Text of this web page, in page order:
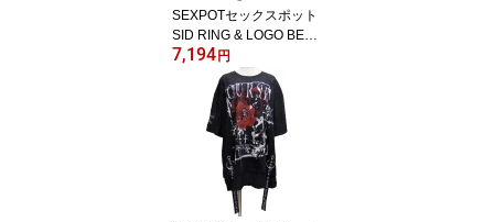
SEXPOTセックスポット
SID RING & LOGO BELT
ワッシャーカットソーSA
681155-101
7,194 円